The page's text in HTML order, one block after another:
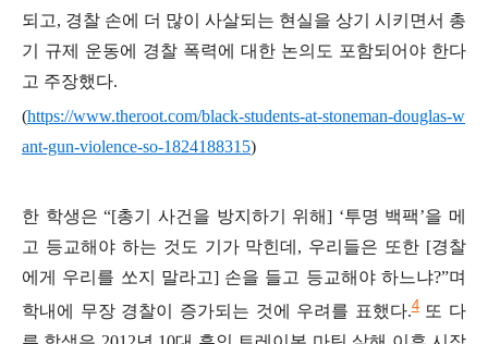
되고, 경찰 손에 더 많이 사살되는 현실을 상기 시키면서 총
기 규제 운동에 경찰 폭력에 대한 논의도 포함되어야 한다
고 주장했다.
(https://www.theroot.com/black-students-at-stoneman-douglas-w
ant-gun-violence-so-1824188315)
한 학생은“[총기 사건을 방지하기 위해] ‘투명 백팩’을 메
고 등교해야 하는 것도 기가 막힌데 , 우리들은 또한 [경찰
에게 우리를 쏘지 말라고] 손을 들고 등교해야 하느냐?”며
학내에 무장 경찰이 증가되는 것에 우려를 표했다.4 또 다